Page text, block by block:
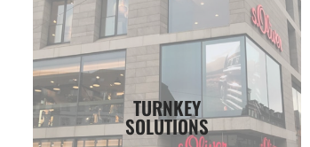
TURNKEY
SOLUTIONS
bei LEDCON schlüsselfertige Anlagen
und lassen Sie unsere Experten die
Arbeit erledigen.
Unsere Projekte